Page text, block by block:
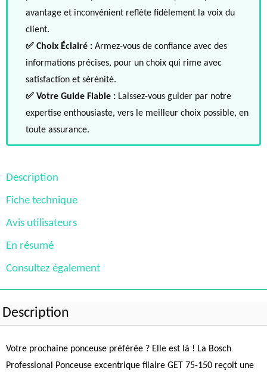
avantage et inconvénient reflète fidèlement la voix du
client.
✅ Choix Éclairé : Armez-vous de confiance avec des
informations précises, pour un choix qui rime avec
satisfaction et sérénité.
✅ Votre Guide Fiable : Laissez-vous guider par notre
expertise enthousiaste, vers le meilleur choix possible, en
toute assurance.
Description
Fiche technique
Avis utilisateurs
En résumé
Consultez également
Description
Votre prochaine ponceuse préférée ? Elle est là ! La Bosch
Professional Ponceuse excentrique filaire GET 75-150 reçoit une